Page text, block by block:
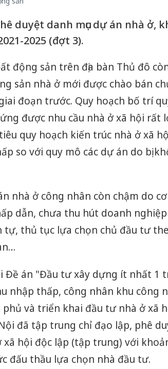
duyệt danh mục dự án nhà ở,
2025 (đợt 3).
động sản trên địa bàn Thủ đô
sản nhà ở mới được chào bán
đoạn trước. Quy hoạch bố trí
được nhu cầu nhà ở xã hội rất
quy hoạch kiến trúc nhà ở xã
so với quy mô các dự án do bị
nhà ở công nhân còn chậm do
dẫn, chưa thu hút doanh nghiệp
thủ tục lựa chọn chủ đầu tư
án "Đầu tư xây dựng ít nhất 1
nhập thấp, công nhân khu công
và triển khai đầu tư nhà ở xã
đã tập trung chỉ đạo lập, phê
hội độc lập (tập trung) với
đấu thầu lựa chọn nhà đầu tư.